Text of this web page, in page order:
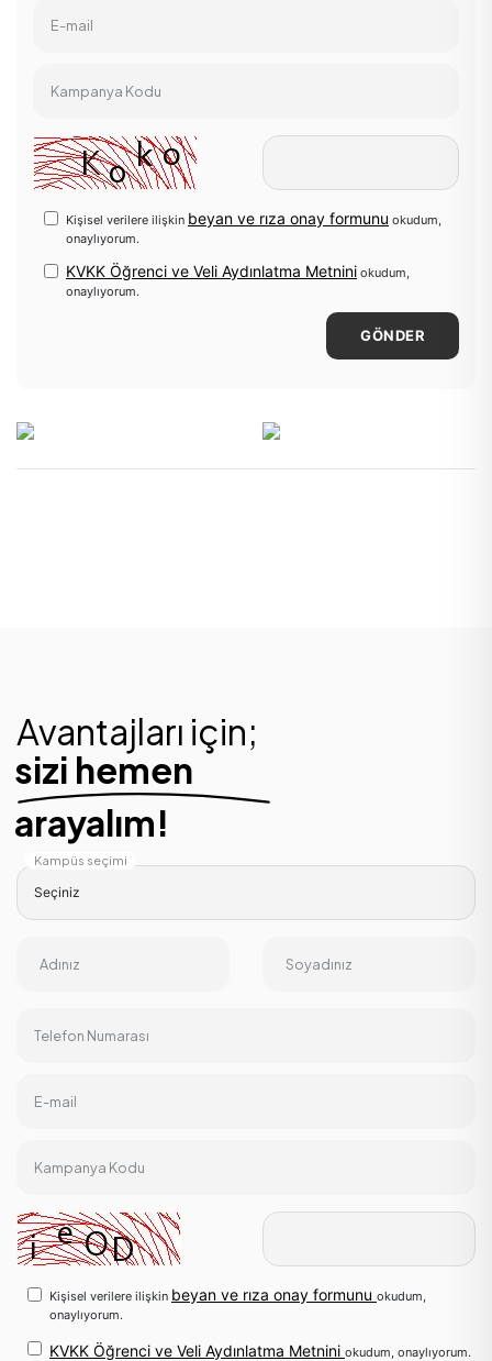
E-mail
Kampanya Kodu
Kişisel verilere ilişkin beyan ve rıza onay formunu okudum,
onaylıyorum.
KVKK Öğrenci ve Veli Aydınlatma Metnini okudum,
onaylıyorum.
GÖNDER
Avantajları için;
sizi hemen
arayalım!
Kampüs seçimi
Adınız Soyadınız
Telefon Numarası
E-mail
Kampanya Kodu
Kişisel verilere ilişkin beyan ve rıza onay formunu okudum,
onaylıyorum.
KVKK Öğrenci ve Veli Aydınlatma Metnini okudum, onaylıyorum.